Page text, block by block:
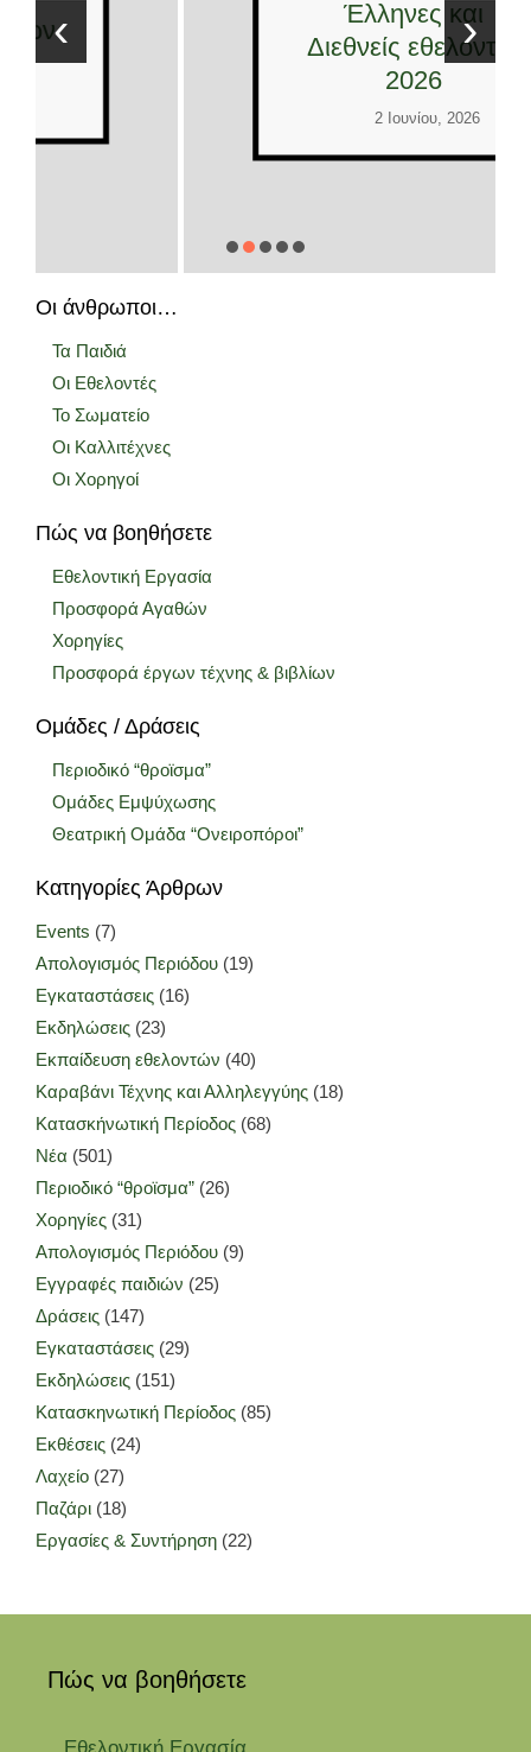
Διεθνείς εθελοντές
‹ ›
Οι άνθρωποι…
Τα Παιδιά
Οι Εθελοντές
Το Σωματείο
Οι Καλλιτέχνες
Οι Χορηγοί
Πώς να βοηθήσετε
Εθελοντική Εργασία
Προσφορά Αγαθών
Χορηγίες
Προσφορά έργων τέχνης & βιβλίων
Ομάδες / Δράσεις
Περιοδικό “θροϊσμα”
Ομάδες Εμψύχωσης
Θεατρική Ομάδα “Ονειροπόροι”
Κατηγορίες Άρθρων
Events (7)
Απολογισμός Περιόδου (19)
Εγκαταστάσεις (16)
Εκδηλώσεις (23)
Εκπαίδευση εθελοντών (40)
Καραβάνι Τέχνης και Αλληλεγγύης (18)
Κατασκήνωτική Περίοδος (68)
Νέα (501)
Περιοδικό “θροϊσμα” (26)
Χορηγίες (31)
Απολογισμός Περιόδου (9)
Εγγραφές παιδιών (25)
Δράσεις (147)
Εγκαταστάσεις (29)
Εκδηλώσεις (151)
Κατασκηνωτική Περίοδος (85)
Εκθέσεις (24)
Λαχείο (27)
Παζάρι (18)
Εργασίες & Συντήρηση (22)
Πώς να βοηθήσετε
Εθελοντική Εργασία